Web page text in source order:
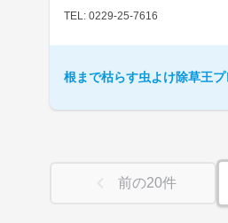
TEL: 0229-25-7616
根まで枯らす虫よけ除草王
前の20件